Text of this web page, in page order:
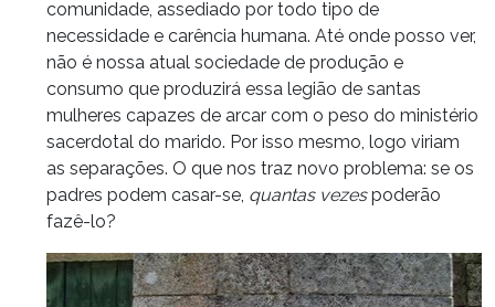
comunidade, assediado por todo tipo de
necessidade e carência humana. Até onde posso ver,
não é nossa atual sociedade de produção e
consumo que produzirá essa legião de santas
mulheres capazes de arcar com o peso do ministério
sacerdotal do marido. Por isso mesmo, logo viriam
as separações. O que nos traz novo problema: se os
padres podem casar-se, quantas vezespoderão
fazê-lo?